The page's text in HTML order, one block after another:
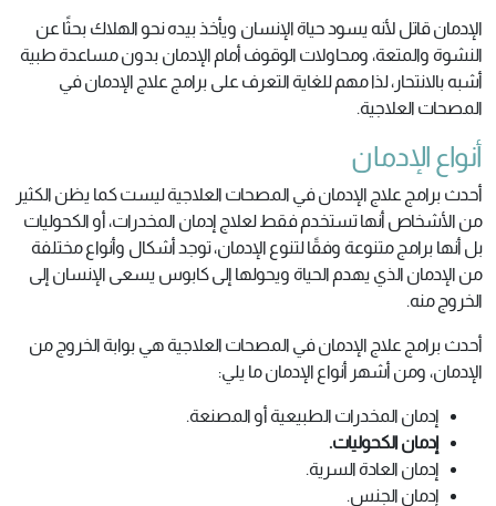
الإدمان قاتل لأنه يسود حياة الإنسان ويأخذ بيده نحو الهلاك بحثًا عن
النشوة والمتعة، ومحاولات الوقوف أمام الإدمان بدون مساعدة طبية
أشبه بالانتحار، لذا مهم للغاية التعرف على برامج علاج الإدمان في
المصحات العلاجية.
أنواع الإدمان
أحدث برامج علاج الإدمان في المصحات العلاجية ليست كما يظن الكثير
من الأشخاص أنها تستخدم فقط لعلاج إدمان المخدرات، أو الكحوليات
بل أنها برامج متنوعة وفقًا لتنوع الإدمان، توجد أشكال وأنواع مختلفة
من الإدمان الذي يهدم الحياة ويحولها إلى كابوس يسعى الإنسان إلى
الخروج منه.
أحدث برامج علاج الإدمان في المصحات العلاجية هي بوابة الخروج من
الإدمان، ومن أشهر أنواع الإدمان ما يلي:
إدمان المخدرات الطبيعية أو المصنعة.
إدمان الكحوليات.
إدمان العادة السرية.
إدمان الجنس.